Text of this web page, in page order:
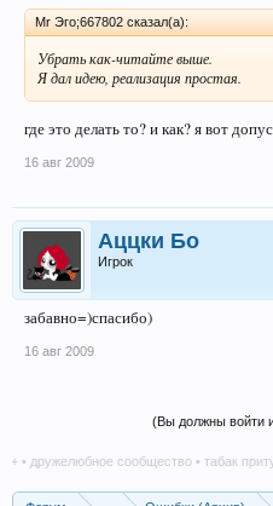
Mr Эго;667802 сказал(а):
Убрать как-читайте выше.
Я дал идею, реализация простая.
где это делать то? и как? я вот
16 авг 2009
Аццки Бо
Игрок
забавно=)спасибо)
16 авг 2009
(Вы должны войти
дружелюбное сообщество • табак